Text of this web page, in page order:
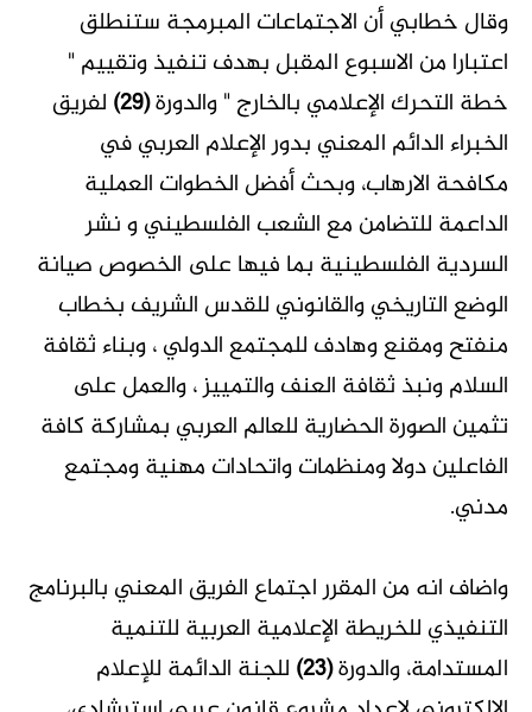
وقال خطابي أن الاجتماعات المبرمجة ستنطلق
اعتبارا من الاسبوع المقبل بهدف تنفيذ وتقييم "
خطة التحرك الإعلامي بالخارج " والدورة(29)
لفريق
الخبراء الدائم المعني بدور الإعلام العربي في
مكافحة الارهاب، وبحث أفضل الخطوات العملية
الداعمة للتضامن مع الشعب الفلسطيني و نشر
السردية الفلسطينية بما فيها على الخصوص صيانة
الوضع التاريخي والقانوني للقدس الشريف بخطاب
منفتح ومقنع وهادف للمجتمع الدولي ، وبناء ثقافة
السلام ونبذ ثقافة العنف والتمييز ، والعمل على
تثمين الصورة الحضارية للعالم العربي بمشاركة كافة
الفاعلين دولا ومنظمات واتحادات مهنية ومجتمع
مدني.
واضاف انه من المقرر اجتماع الفريق المعني بالبرنامج
التنفيذي للخريطة الإعلامية العربية للتنمية
المستدامة، والدورة(23)
للجنة الدائمة للإعلام